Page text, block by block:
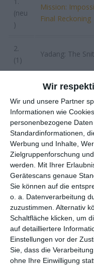
Wir
Wir und unsere Partner
Informationen wie
personenbezogene
Standardinformationen,
Werbung und Inhalte,
Zielgruppenforschung
werden. Mit Ihrer
Gerätescans genaue
Sie können auf die
o. a. Datenverarbeitung
zuzustimmen. Alternativ
Schaltfläche klicken, um
auf detailliertere
Einstellungen vor der
Sie, dass die
ohne Ihre Einwilligung
(neu
)
Mission:
Final Reckoning
2.
(1)
Yadang: The
Ein Minecraft
(4)
The Old Man
5.
(3)
Thunderbolts*
6.
(neu
)
Final
Bloodlines
7.
(5)
Holy Night:
Hunters